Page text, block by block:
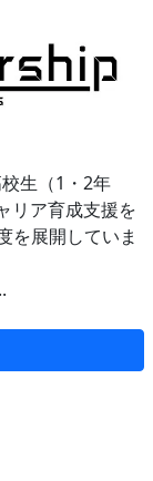
生（1・2年
リア育成支援を
展開していま